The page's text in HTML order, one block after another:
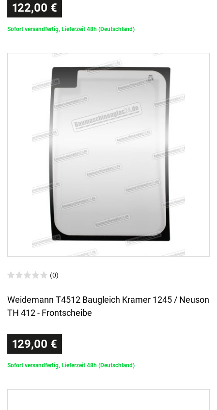
122,00 €
Sofort versandfertig, Lieferzeit 48h (Deutschland)
(0)
Weidemann T4512 Baugleich Kramer 1245 / Neuson
TH 412 - Frontscheibe
129,00 €
Sofort versandfertig, Lieferzeit 48h (Deutschland)